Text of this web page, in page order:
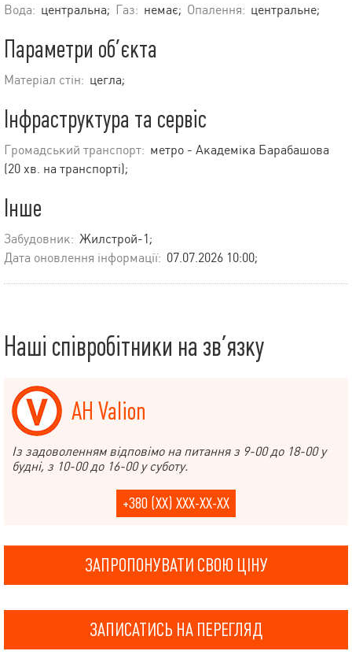
Вода: центральна; Газ: немає; Опалення: центральне;
Параметри об’єкта
Матеріал стін: цегла;
Інфраструктура та сервіс
Громадський транспорт: метро - Академіка Барабашова
(20 хв. на транспорті);
Інше
Забудовник: Жилстрой-1;
Дата оновлення інформації: 07.07.2026 10:00;
Наші співробітники на зв’язку
АН Valion
Із задоволенням відповімо на питання з 9-00 до 18-00 у
будні, з 10-00 до 16-00 у суботу.
+380 (XX) XXX-XX-XX
ЗАПРОПОНУВАТИ СВОЮ ЦІНУ
ЗАПИСАТИСЬ НА ПЕРЕГЛЯД